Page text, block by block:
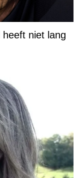
niet lang